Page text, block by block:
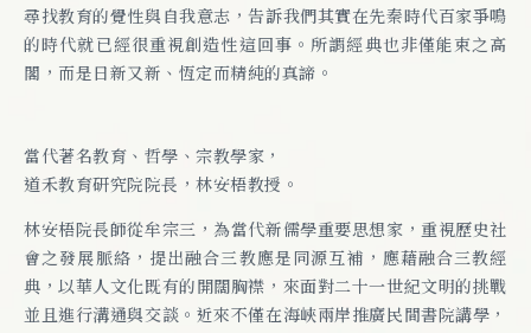
尋找教育的覺性與自我意志，告訴我們其實在先秦時代百家爭鳴
的時代就已經很重視創造性這回事。所謂經典也非僅能束之高
閣，而是日新又新、恆定而精純的真諦。
當代著名教育、哲學、宗教學家，
道禾教育研究院院長，林安梧教授。
林安梧院長師從牟宗三，為當代新儒學重要思想家，重視歷史社
會之發展脈絡，提出融合三教應是同源互補，應藉融合三教經
典，以華人文化既有的開闊胸襟，來面對二十一世紀文明的挑戰
並且進行溝通與交談。近來不僅在海峽兩岸推廣民間書院講學，